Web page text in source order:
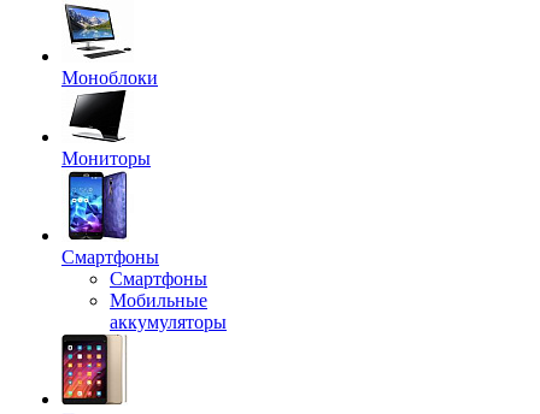
Моноблоки
Мониторы
Смартфоны
Смартфоны
Мобильные
аккумуляторы